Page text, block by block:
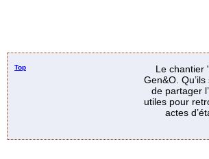
Top
Le chantier
Gen&O.
de partager
utiles pour
actes